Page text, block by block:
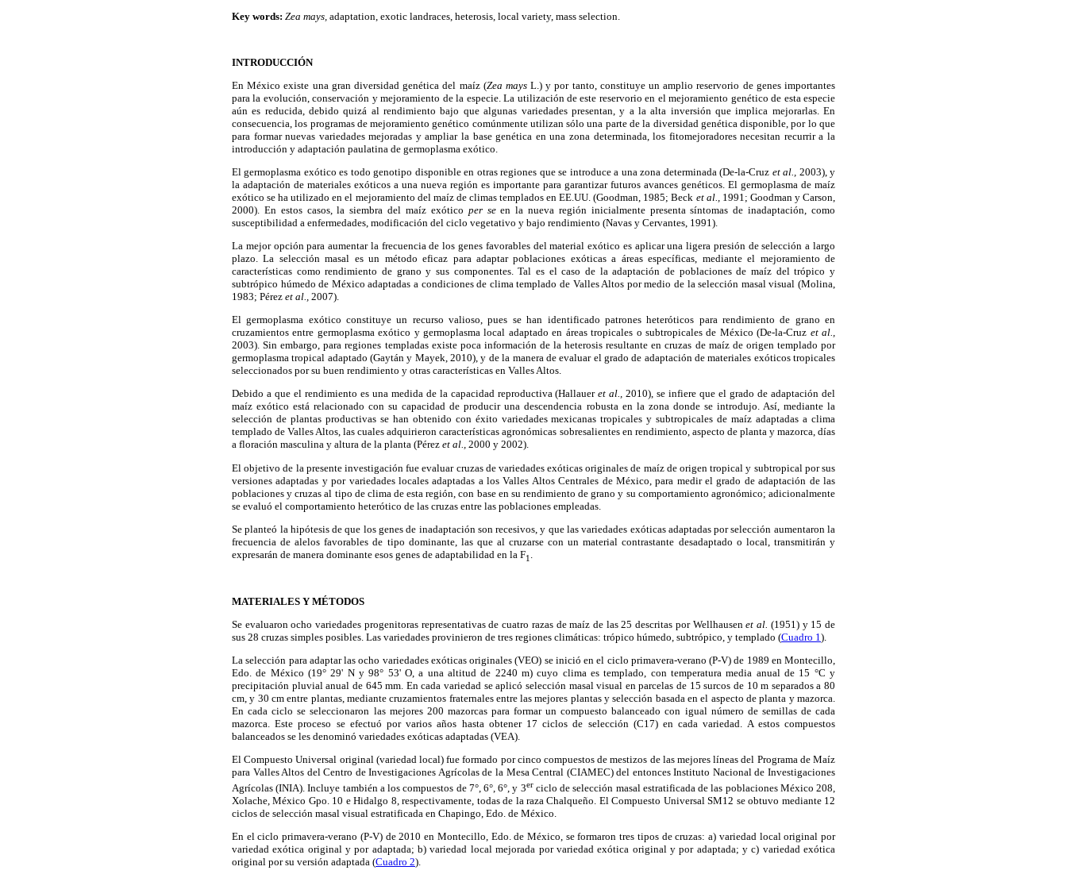
Key words: Zea mays, adaptation, exotic landraces, heterosis, local variety, mass selection.
INTRODUCCIÓN
En México existe una gran diversidad genética del maíz (Zea maysL.) y por tanto, constituye un amplio reservorio de genes importantes
para la evolución, conservación y mejoramiento de la especie. La utilización de este reservorio en el mejoramiento genético de esta especie
aún es reducida, debido quizá al rendimiento bajo que algunas variedades presentan, y a la alta inversión que implica mejorarlas. En
consecuencia, los programas de mejoramiento genético comúnmente utilizan sólo una parte de la diversidad genética disponible, por lo que
para formar nuevas variedades mejoradas y ampliar la base genética en una zona determinada, los fitomejoradores necesitan recurrir a la
introducción y adaptación paulatina de germoplasma exótico.
El germoplasma exótico es todo genotipo disponible en otras regiones que se introduce a una zona determinada (De-la-Cruz et al.,
2003), y
la adaptación de materiales exóticos a una nueva región es importante para garantizar futuros avances genéticos. El germoplasma de maíz
exótico se ha utilizado en el mejoramiento del maíz de climas templados en EE.UU. (Goodman, 1985; Beck et al.,
1991; Goodman y Carson,
2000). En estos casos, la siembra del maíz exótico per seen la nueva región inicialmente presenta síntomas de inadaptación, como
susceptibilidad a enfermedades, modificación del ciclo vegetativo y bajo rendimiento (Navas y Cervantes, 1991).
La mejor opción para aumentar la frecuencia de los genes favorables del material exótico es aplicar una ligera presión de selección a largo
plazo. La selección masal es un método eficaz para adaptar poblaciones exóticas a áreas específicas, mediante el mejoramiento de
características como rendimiento de grano y sus componentes. Tal es el caso de la adaptación de poblaciones de maíz del trópico y
subtrópico húmedo de México adaptadas a condiciones de clima templado de Valles Altos por medio de la selección masal visual (Molina,
1983; Pérez et al., 2007).
El germoplasma exótico constituye un recurso valioso, pues se han identificado patrones heteróticos para rendimiento de grano en
cruzamientos entre germoplasma exótico y germoplasma local adaptado en áreas tropicales o subtropicales de México (De-la-Cruz et al.,
2003). Sin embargo, para regiones templadas existe poca información de la heterosis resultante en cruzas de maíz de origen templado por
germoplasma tropical adaptado (Gaytán y Mayek, 2010), y de la manera de evaluar el grado de adaptación de materiales exóticos tropicales
seleccionados por su buen rendimiento y otras características en Valles Altos.
Debido a que el rendimiento es una medida de la capacidad reproductiva (Hallaueret al., 2010), se infiere que el grado de adaptación del
maíz exótico está relacionado con su capacidad de producir una descendencia robusta en la zona donde se introdujo. Así, mediante la
selección de plantas productivas se han obtenido con éxito variedades mexicanas tropicales y subtropicales de maíz adaptadas a clima
templado de Valles Altos, las cuales adquirieron características agronómicas sobresalientes en rendimiento, aspecto de planta y mazorca, días
a floración masculina y altura de la planta (Pérez et al., 2000 y 2002).
El objetivo de la presente investigación fue evaluar cruzas de variedades exóticas originales de maíz de origen tropical y subtropical por sus
versiones adaptadas y por variedades locales adaptadas a los Valles Altos Centrales de México, para medir el grado de adaptación de las
poblaciones y cruzas al tipo de clima de esta región, con base en su rendimiento de grano y su comportamiento agronómico; adicionalmente
se evaluó el comportamiento heterótico de las cruzas entre las poblaciones empleadas.
Se planteó la hipótesis de que los genes de inadaptación son recesivos, y que las variedades exóticas adaptadas por selección aumentaron la
frecuencia de alelos favorables de tipo dominante, las que al cruzarse con un material contrastante desadaptado o local, transmitirán y
expresarán de manera dominante esos genes de adaptabilidad en la F1
MATERIALES Y MÉTODOS
Se evaluaron ocho variedades progenitoras representativas de cuatro razas de maíz de las 25 descritas por Wellhausenet al. (1951) y 15 de
sus 28 cruzas simples posibles. Las variedades provinieron de tres regiones climáticas: trópico húmedo, subtrópico, y templado (Cuadro 1).
La selección para adaptar las ocho variedades exóticas originales (VEO) se inició en el ciclo primavera-verano (P-V) de 1989 en Montecillo,
Edo. de México (19° 29' N y 98° 53' O, a una altitud de 2240 m) cuyo clima es templado, con temperatura media anual de 15 °C y
precipitación pluvial anual de 645 mm. En cada variedad se aplicó selección masal visual en parcelas de 15 surcos de 10 m separados a 80
cm, y 30 cm entre plantas, mediante cruzamientos fraternales entre las mejores plantas y selección basada en el aspecto de planta y mazorca.
En cada ciclo se seleccionaron las mejores 200 mazorcas para formar un compuesto balanceado con igual número de semillas de cada
mazorca. Este proceso se efectuó por varios años hasta obtener 17 ciclos de selección (C17) en cada variedad. A estos compuestos
balanceados se les denominó variedades exóticas adaptadas (VEA).
El Compuesto Universal original (variedad local) fue formado por cinco compuestos de mestizos de las mejores líneas del Programa de Maíz
para Valles Altos del Centro de Investigaciones Agrícolas de la Mesa Central (CIAMEC) del entonces Instituto Nacional de Investigaciones
Agrícolas (INIA). Incluye también a los compuestos de 7°, 6°, 6°, y 3erciclo de selección masal estratificada de las poblaciones México 208,
Xolache, México Gpo. 10 e Hidalgo 8, respectivamente, todas de la raza Chalqueño. El Compuesto Universal SM12 se obtuvo mediante 12
ciclos de selección masal visual estratificada en Chapingo, Edo. de México.
En el ciclo primavera-verano (P-V) de 2010 en Montecillo, Edo. de México, se formaron tres tipos de cruzas: a) variedad local original por
variedad exótica original y por adaptada; b) variedad local mejorada por variedad exótica original y por adaptada; y c) variedad exótica
original por su versión adaptada (Cuadro 2).